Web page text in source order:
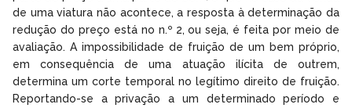
de uma viatura não acontece, a resposta à determinação da
redução do preço está no n.º 2, ou seja, é feita por meio de
avaliação. A impossibilidade de fruição de um bem próprio,
em consequência de uma atuação ilícita de outrem,
determina um corte temporal no legítimo direito de fruição.
Reportando-se a privação a um determinado período e